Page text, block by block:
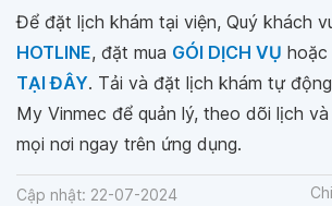
Để đặt lịch khám tại viện, Quý khách
HOTLINE, đặt mua GÓI DỊCH VỤ
TẠI ĐÂY. Tải và đặt lịch khám tự
My Vinmec để quản lý, theo dõi lịch
mọi nơi ngay trên ứng dụng.
Cập nhật: 22-07-2024